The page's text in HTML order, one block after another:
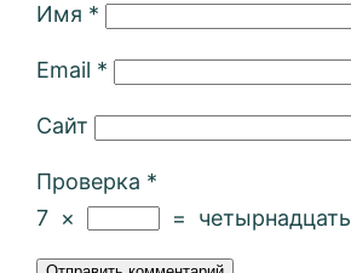
Имя *
Email *
Сайт
Проверка *
7 × = четырнадцать